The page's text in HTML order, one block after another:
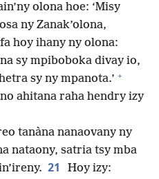
olona hoe: ‘Misy
ny Zanak’olona,
hoy ihany ny olona:
sy mpiboboka divay io,
sy ny mpanota.’ +
ahitana raha hendry izy
tanàna nanaovany ny
nataony, satria tsy mba
21
Hoy izy: